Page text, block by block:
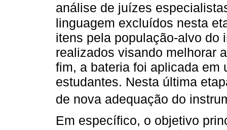
análise de juízes
linguagem excluídos nesta
itens pela população-alvo do
realizados visando melhorar
fim, a bateria foi aplicada em
estudantes. Nesta última
de nova adequação do
Em específico, o objetivo